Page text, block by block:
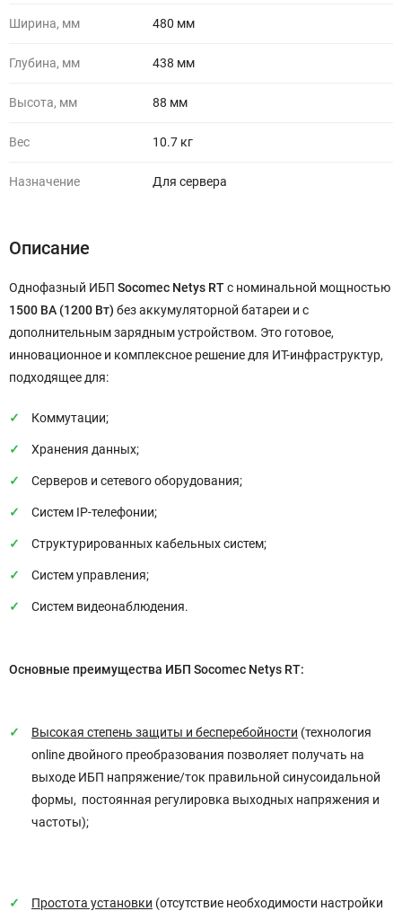
Ширина, мм 480 мм
Глубина, мм 438 мм
Высота, мм 88 мм
Вес 10.7 кг
Назначение Для сервера
Описание
Однофазный ИБП Socomec Netys RTс номинальной мощностью
1500 ВА (1200 Вт) без аккумуляторной батареи и с
дополнительным зарядным устройством. Это готовое,
инновационное и комплексное решение для ИТ-инфраструктур,
подходящее для:
Коммутации;
Хранения данных;
Серверов и сетевого оборудования;
Систем IP-телефонии;
Структурированных кабельных систем;
Систем управления;
Систем видеонаблюдения.
Основные преимущества ИБП Socomec Netys RT:
Высокая степень защиты и бесперебойности (технология
online двойного преобразования позволяет получать на
выходе ИБП напряжение/ток правильной синусоидальной
формы, постоянная регулировка выходных напряжения и
частоты);
Простота установки (отсутствие необходимости настройки